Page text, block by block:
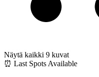
Näytä kaikki 9 kuvat
⏰ Last Spots Available